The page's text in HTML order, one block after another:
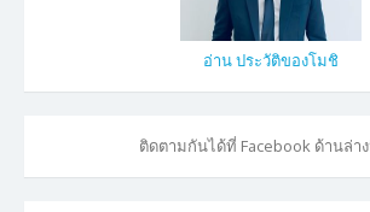
อ่าน ประวัติของโมชิ
ติดตามกันได้ที่ Facebook ด้านล่าง